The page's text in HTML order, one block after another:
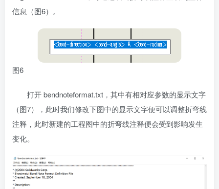
信息（图6）。
图6
打开 bendnoteformat.txt，其中有相对应参数的显示文字
（图7），此时我们修改下图中的显示文字便可以调整折弯线
注释，此时新建的工程图中的折弯线注释便会受到影响发生
变化。